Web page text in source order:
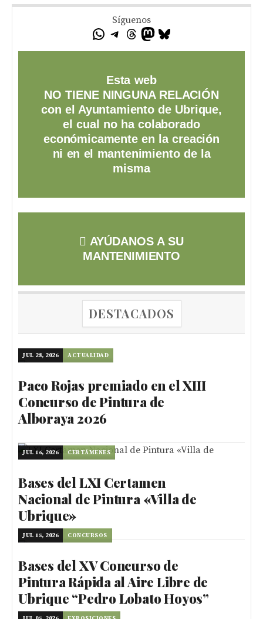
Síguenos
Esta web
NO TIENE NINGUNA RELACIÓN
con el Ayuntamiento de Ubrique,
el cual no ha colaborado
económicamente en la creación
ni en el mantenimiento de la
misma
AYÚDANOS A SU
MANTENIMIENTO
DESTACADOS
JUL 28, 2026 ACTUALIDAD
Paco Rojas premiado en el XIII
Concurso de Pintura de
Alboraya 2026
JUL 16, 2026 CERTÁMENES
Bases del LXI Certamen
Nacional de Pintura «Villa de
Ubrique»
JUL 15, 2026 CONCURSOS
Bases del XV Concurso de
Pintura Rápida al Aire Libre de
Ubrique “Pedro Lobato Hoyos”